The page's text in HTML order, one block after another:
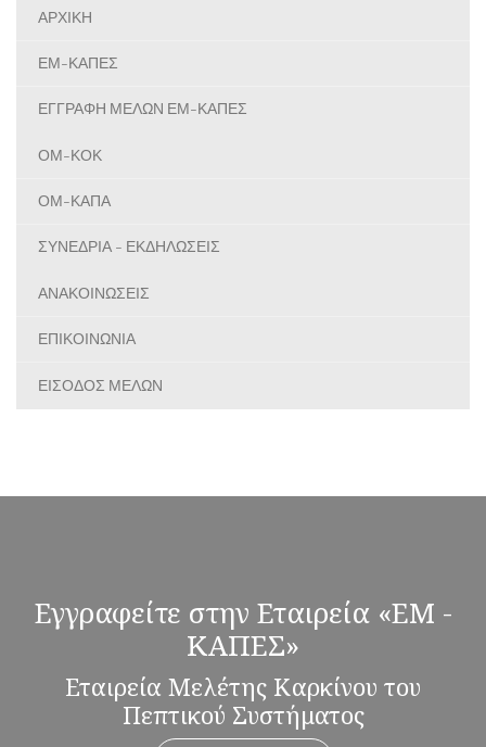
ΑΡΧΙΚΗ
ΕΜ-ΚΑΠΕΣ
ΕΓΓΡΑΦΗ ΜΕΛΩΝ ΕΜ-ΚΑΠΕΣ
ΟΜ-ΚΟΚ
ΟΜ-ΚΑΠΑ
ΣΥΝΕΔΡΙΑ - ΕΚΔΗΛΩΣΕΙΣ
ΑΝΑΚΟΙΝΩΣΕΙΣ
ΕΠΙΚΟΙΝΩΝΙΑ
ΕΙΣΟΔΟΣ ΜΕΛΩΝ
Εγγραφείτε στην Εταιρεία «ΕΜ -
ΚΑΠΕΣ»
Εταιρεία Μελέτης Καρκίνου του
Πεπτικού Συστήματος